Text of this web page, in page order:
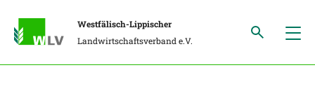
Westfälisch-Lippischer
Landwirtschaftsverband e.V.